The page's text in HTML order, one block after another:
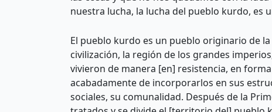
nuestra lucha, la lucha del pueblo kurdo, es
El pueblo kurdo es un pueblo originario de
civilización, la región de los grandes
vivieron de manera [en] resistencia, en
acabadamente de incorporarlos en sus
sociales, su comunalidad. Después de la